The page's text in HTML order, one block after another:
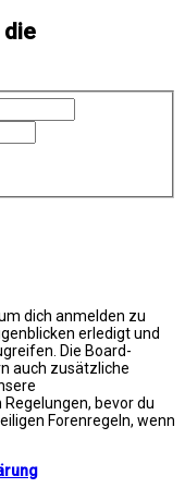
die
dich anmelden zu
erledigt und
Die Board-
auch zusätzliche
bevor du
Forenregeln, wenn